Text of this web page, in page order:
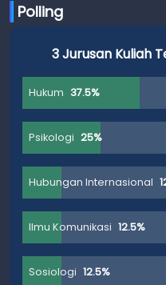
Polling
3 Jurusan Kuliah
Hukum 37.5%
Psikologi 25%
Hubungan Internasional
Ilmu Komunikasi 12.5%
Sosiologi 12.5%